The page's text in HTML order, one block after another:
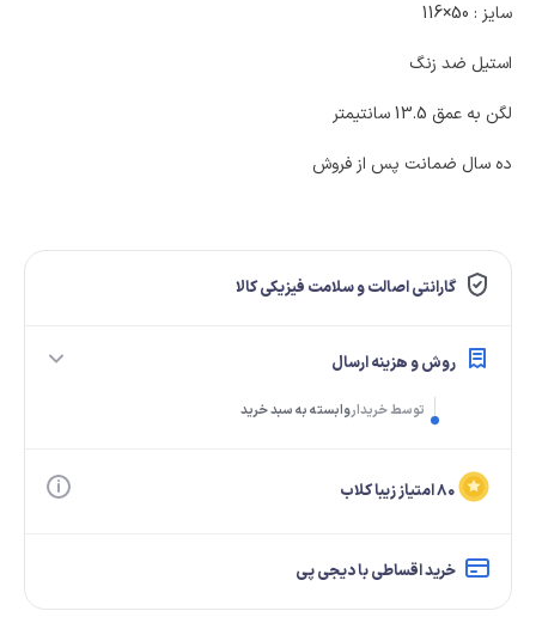
سایز : 50×116
استیل ضد زنگ
لگن به عمق 13.5 سانتیمتر
ده سال ضمانت پس از فروش
گارانتی اصالت و سلامت فیزیکی کالا
روش و هزینه ارسال
توسط خریداروابسته به سبد خرید
۸۰ امتیاز زیبا کلاب
خرید اقساطی با دیجی پی